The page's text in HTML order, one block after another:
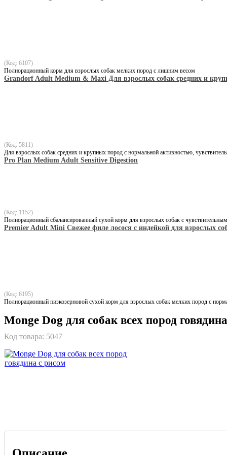
(Код: 6107)
Полнорационный корм для взрослых собак мелких пород с лишним весом
Grandorf Adult Medium & Maxi Для взрослых собак средних и
(Код: 5811)
Для взрослых собак средних и крупных пород с нормальной активностью,
Pro Plan Medium Adult Sensitive Digestion
(Код: 1152)
Полнорационный сбалансированный сухой корм для взрослых собак с
Premier Adult Mini Свежее филе лосося с индейкой для взрослых
(Код: 6195)
Полнорационный низкозерновой сухой корм для взрослых собак мелких пород с
Monge Dog для собак всех пород
Код товара: 5047